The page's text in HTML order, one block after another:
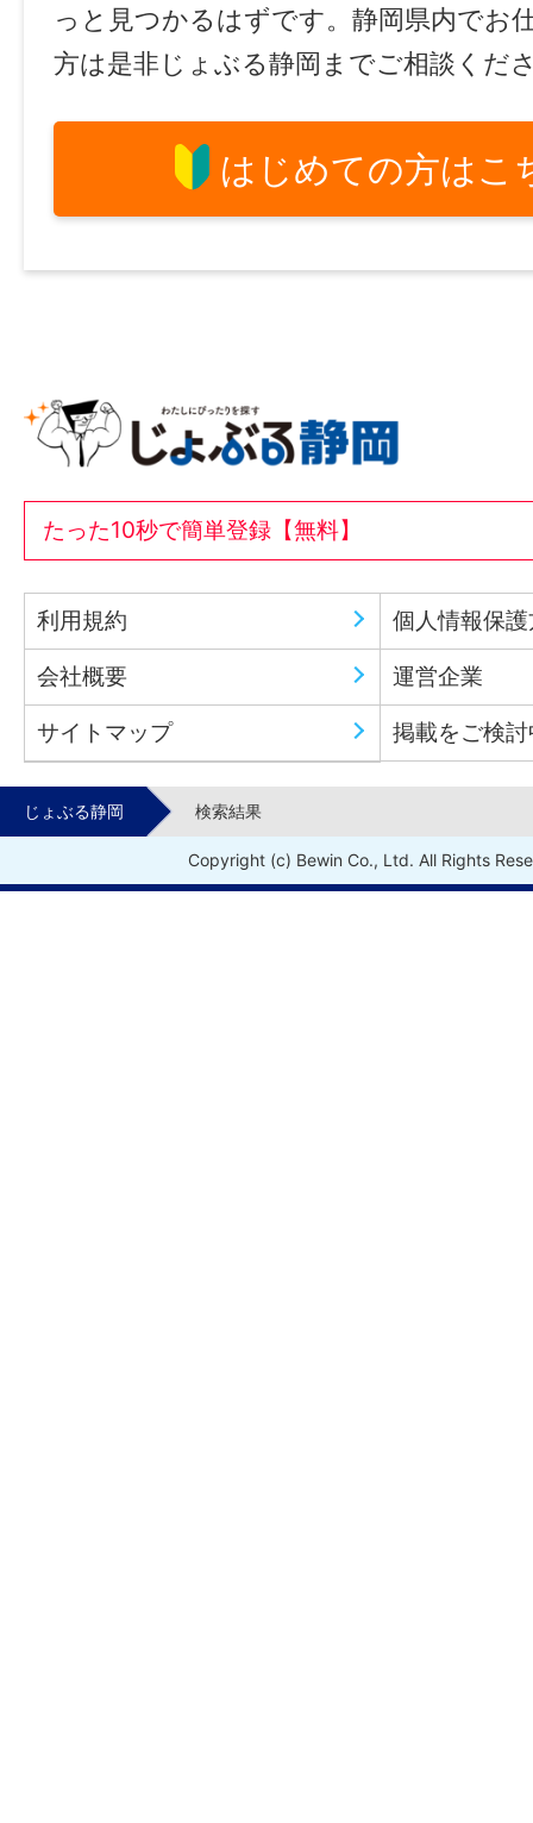
っと見つかるはずです。静岡県内でお
方は是非じょぶる静岡までご相談くだ
はじめての方はこ
たった10秒で簡単登録【無料】
利用規約 個人情報保
会社概要 運営企業
サイトマップ 掲載をご検
じょぶる静岡 検索結果
Copyright (c) Bewin Co., Ltd. All Rights